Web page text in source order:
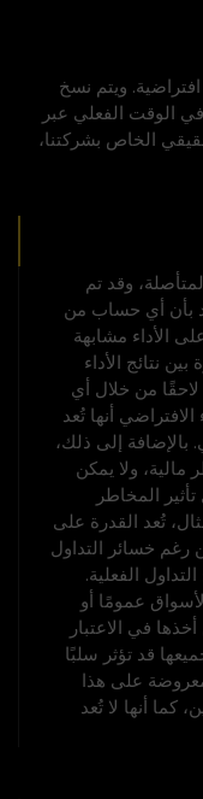
ويتم نسخ
الوقت الفعلي عبر
الخاص بشركتنا،
وقد تم
بأن أي حساب من
الأداء مشابهة
نتائج الأداء
لاحقًا من خلال أي
أنها تُعد
بالإضافة إلى ذلك،
ولا يمكن
المخاطر
تُعد القدرة على
رغم خسائر التداول
الفعلية.
عمومًا أو
في الاعتبار
قد تؤثر سلبًا
على هذا
كما أنها لا تُعد